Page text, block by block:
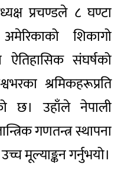
प्रचण्डले ८ घण्टा
शिकागो
संघर्षको
श्रमिकहरूप्रति
छ। उहाँले नेपाली
गणतन्त्र स्थापना
मूल्याङ्कन गर्नुभयो।